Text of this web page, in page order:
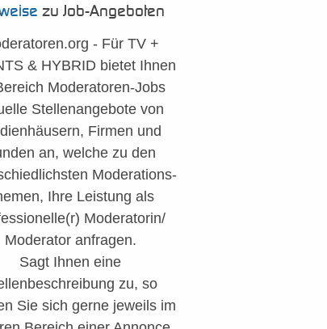
zu Job-Angeboten
- Für TV +
& HYBRID bietet Ihnen
Moderatoren-Jobs
Stellenangebote von
Firmen und
an, welche zu den
Moderations-
Ihre Leistung als
Moderatorin/
Moderator anfragen.
Sagt Ihnen eine
zu, so
Sie sich gerne jeweils im